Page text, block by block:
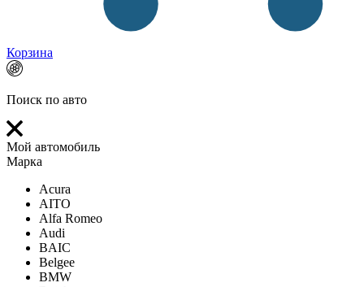
Корзина
Поиск по авто
Мой автомобиль
Марка
Acura
AITO
Alfa Romeo
Audi
BAIC
Belgee
BMW